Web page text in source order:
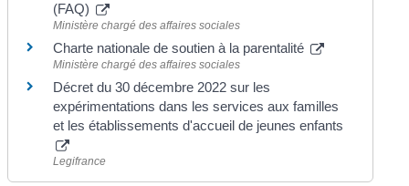
(FAQ)
Ministère chargé des affaires sociales
Charte nationale de soutien à la parentalité
Ministère chargé des affaires sociales
Décret du 30 décembre 2022 sur les
expérimentations dans les services aux familles
et les établissements d'accueil de jeunes enfants
Legifrance